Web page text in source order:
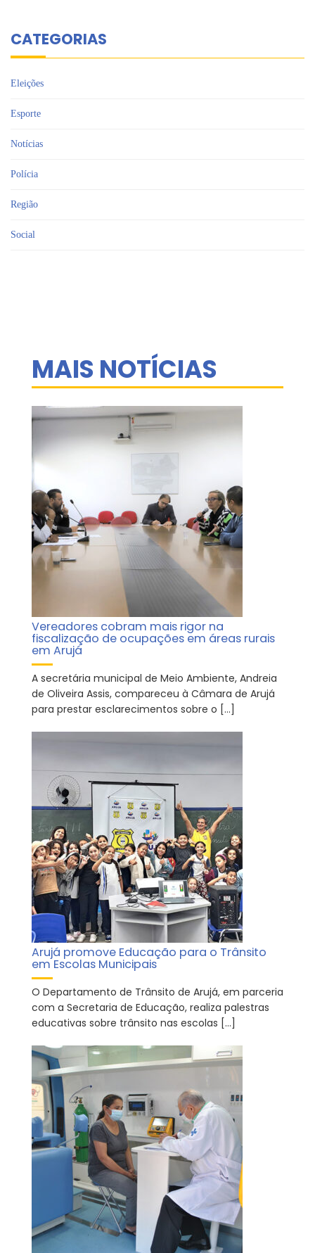
CATEGORIAS
Eleições
Esporte
Notícias
Polícia
Região
Social
MAIS NOTÍCIAS
Vereadores cobram mais rigor na
fiscalização de ocupações em áreas rurais
em Arujá
A secretária municipal de Meio Ambiente, Andreia
de Oliveira Assis, compareceu à Câmara de Arujá
para prestar esclarecimentos sobre o […]
Arujá promove Educação para o Trânsito
em Escolas Municipais
O Departamento de Trânsito de Arujá, em parceria
com a Secretaria de Educação, realiza palestras
educativas sobre trânsito nas escolas […]